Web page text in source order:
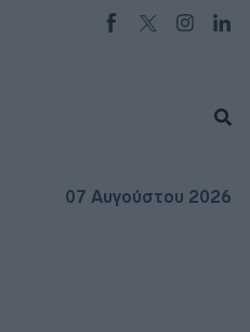
07 Αυγούστου 2026